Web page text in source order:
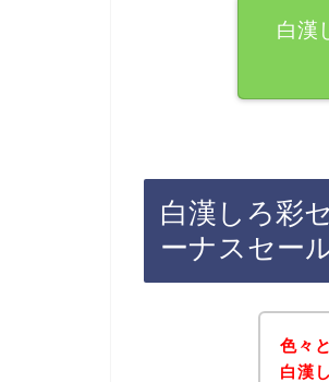
白漢
白漢しろ彩
ーナスセー
色々
白漢